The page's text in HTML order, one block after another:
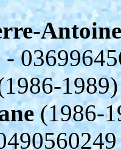
Antoine
-
(1986-